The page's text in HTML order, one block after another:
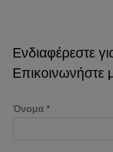
Ενδιαφέρεστε
Επικοινωνήστε
Όνομα*